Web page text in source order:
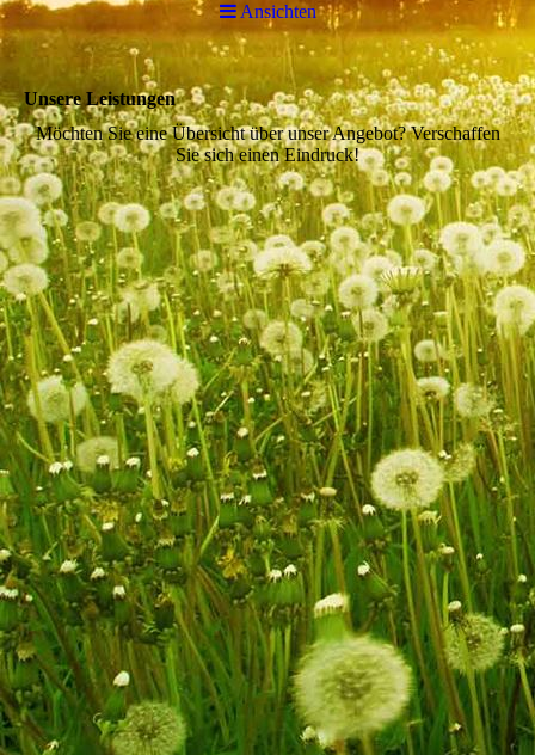
Ansichten
Unsere Leistungen
Möchten Sie eine Übersicht über unser Angebot? Verschaffen
Sie sich einen Eindruck!